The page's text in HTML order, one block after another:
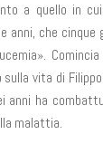
a quello in
anni, che
sulla vita di
anni ha
malattia.